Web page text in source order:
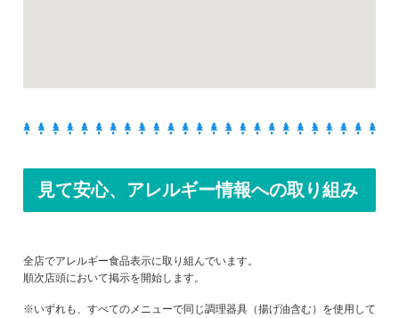
見て安心、アレルギー情報への取り組み
全店でアレルギー食品表示に取り組んでいます。
順次店頭において掲示を開始します。
※いずれも、すべてのメニューで同じ調理器具（揚げ油含む）を使用して